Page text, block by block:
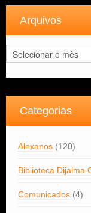
Arquivos
Arquivos
Categorias
Alexanos (120)
Biblioteca Dijalma
Comunicados (4)